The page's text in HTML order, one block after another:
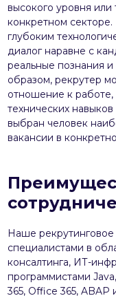
высокого уровня
конкретном
глубоким
диалог наравне с
реальные познания
образом, рекрутер
отношение к
технических
выбран человек
вакансии в
Наше рекрутинговое
специалистами в
консалтинга, ИТ-
программистами
365, Office 365, ABAP